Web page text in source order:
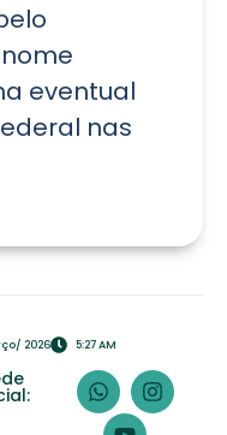
eventual
nas
2026 5:27 AM